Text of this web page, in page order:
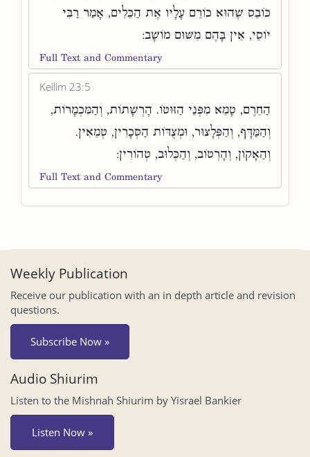
כּוֹבֵס שֶׁהוּא כוֹרֵם עָלָיו אֶת הַכֵּלִים, אָמַר רַבִּי
יוֹסֵי, אֵין בָּהֶם מִשּׁוּם מוֹשָׁב:
Full Text and Commentary
Keilim 23:5
הַחֵרֶם, טָמֵא מִפְּנֵי הַזּוּטוֹ. הָרְשָׁתוֹת, וְהַמִּכְמָרוֹת,
וְהַמַּדָּף, וְהַפְּלָצוּר, וּמְצֻדּוֹת הַסְּכָרִין, טְמֵאִין.
וְהַאָקוֹן, וְהָרְטוֹב, וְהַכְּלוּב, טְהוֹרִין:
Full Text and Commentary
Weekly Publication
Receive our publication with an in depth article and revision
questions.
Subscribe Now »
Audio Shiurim
Listen to the Mishnah Shiurim by Yisrael Bankier
Listen Now »